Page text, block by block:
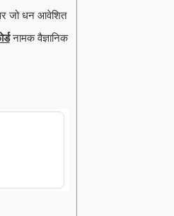
जो धन आवेशित
नामक वैज्ञानिक